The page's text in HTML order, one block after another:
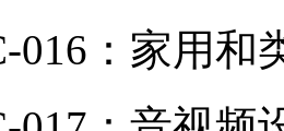
016：家用和